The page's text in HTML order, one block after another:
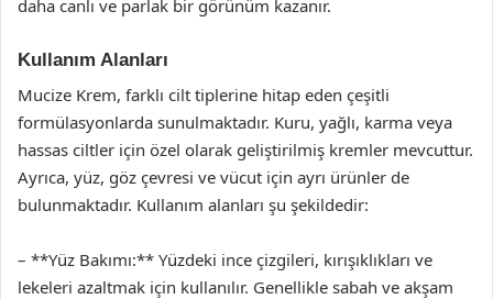
daha canlı ve parlak bir görünüm kazanır.
Kullanım Alanları
Mucize Krem, farklı cilt tiplerine hitap eden çeşitli
formülasyonlarda sunulmaktadır. Kuru, yağlı, karma veya
hassas ciltler için özel olarak geliştirilmiş kremler mevcuttur.
Ayrıca, yüz, göz çevresi ve vücut için ayrı ürünler de
bulunmaktadır. Kullanım alanları şu şekildedir:
– **Yüz Bakımı:** Yüzdeki ince çizgileri, kırışıklıkları ve
lekeleri azaltmak için kullanılır. Genellikle sabah ve akşam